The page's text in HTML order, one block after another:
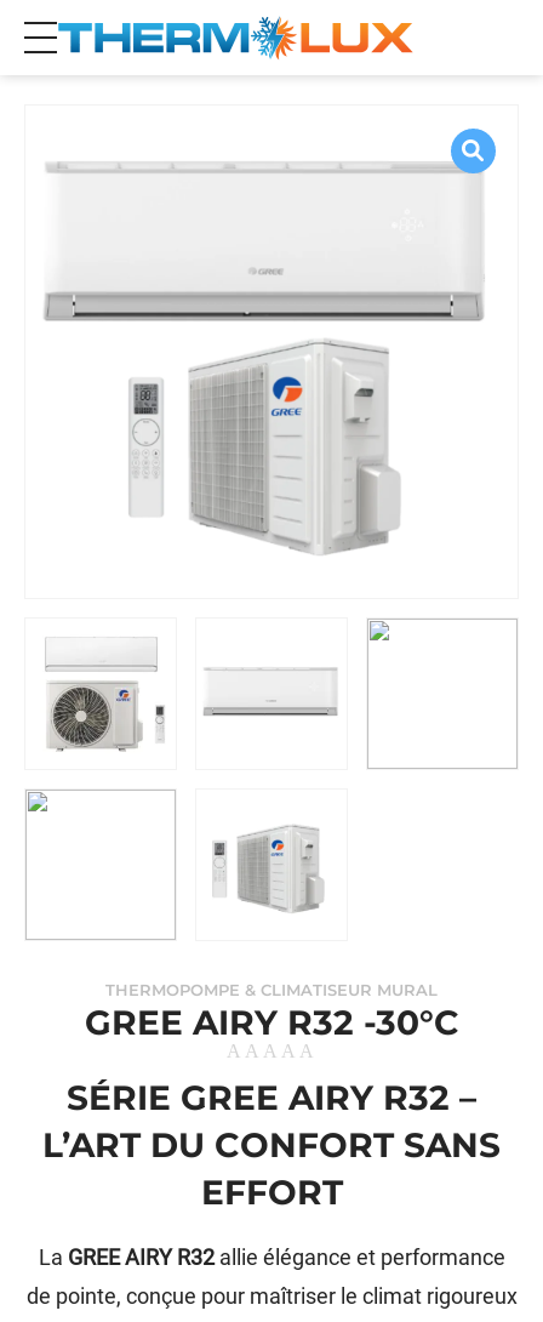
THERMOPOMPE & CLIMATISEUR MURAL
GREE AIRY R32 -30°C
SÉRIE GREE AIRY R32 –
L’ART DU CONFORT SANS
EFFORT
La GREE AIRY R32allie élégance et performance
de pointe, conçue pour maîtriser le climat rigoureux